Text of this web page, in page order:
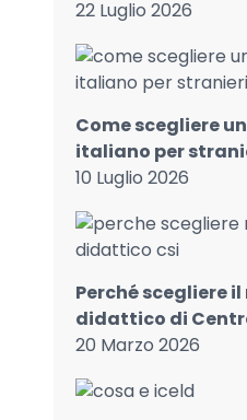
22 Luglio 2026
Come scegliere
italiano per
10 Luglio 2026
Perché scegliere
didattico di
20 Marzo 2026